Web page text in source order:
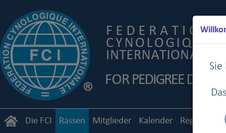
Sie
Die FCI Rassen Mitglieder Kalender Reglemente